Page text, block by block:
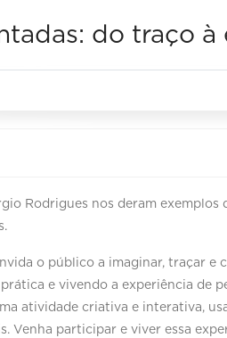
do traço à
Rodrigues nos deram exemplos
o público a imaginar, traçar e
e vivendo a experiência de
atividade criativa e interativa,
Venha participar e viver essa